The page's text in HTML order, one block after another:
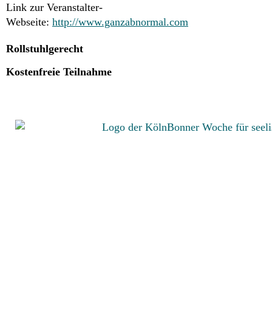
Link zur Veranstalter-
Webseite: http://www.ganzabnormal.com
Rollstuhlgerecht
Kostenfreie Teilnahme